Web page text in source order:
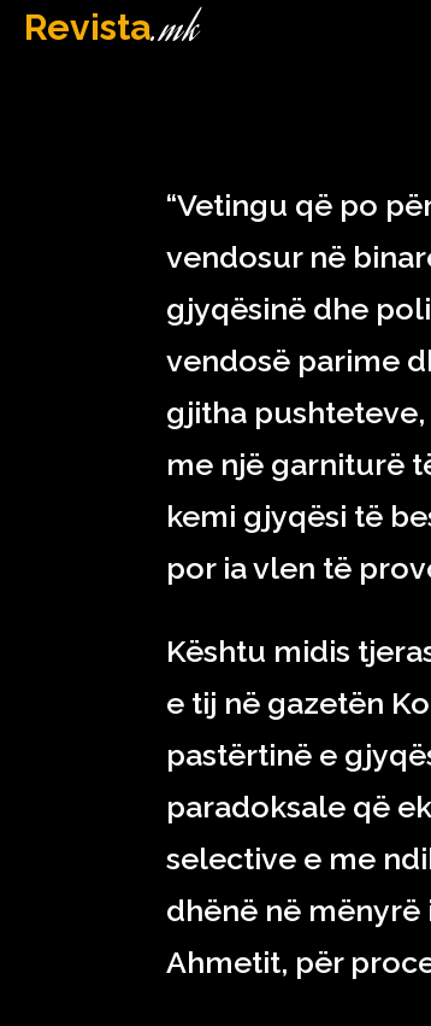
Revista.mk
“Vetingu që po
vendosur në
gjyqësinë dhe
vendosë parime
gjitha
me një garniturë
kemi gjyqësi të
por ia vlen të
Kështu midis
e tij në gazetën
pastërtinë e
paradoksale që
selective e me
dhënë në
Ahmetit, për